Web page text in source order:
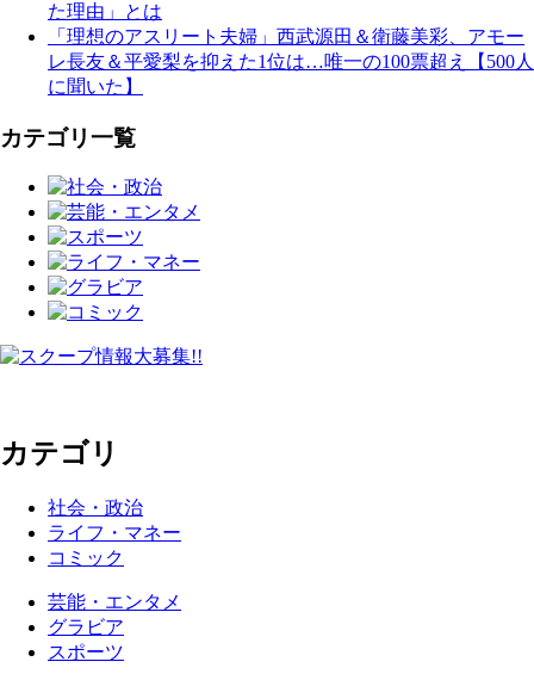
た理由」とは
「理想のアスリート夫婦」西武源田＆衛藤美彩、アモー
レ長友＆平愛梨を抑えた1位は…唯一の100票超え【500人
に聞いた】
カテゴリ一覧
カテゴリ
社会・政治
ライフ・マネー
コミック
芸能・エンタメ
グラビア
スポーツ